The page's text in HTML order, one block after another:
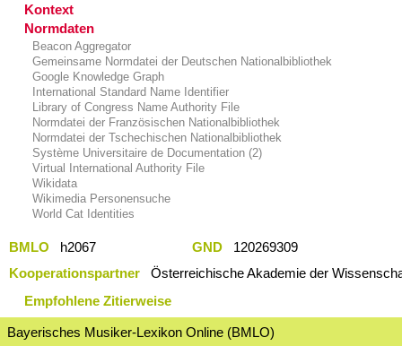
Kontext
Normdaten
Beacon Aggregator
Gemeinsame Normdatei der Deutschen Nationalbibliothek
Google Knowledge Graph
International Standard Name Identifier
Library of Congress Name Authority File
Normdatei der Französischen Nationalbibliothek
Normdatei der Tschechischen Nationalbibliothek
Système Universitaire de Documentation (2)
Virtual International Authority File
Wikidata
Wikimedia Personensuche
World Cat Identities
BMLO h2067 GND
120269309
Kooperationspartner
Österreichische Akademie der
Empfohlene Zitierweise
Bayerisches Musiker-Lexikon Online (BMLO)